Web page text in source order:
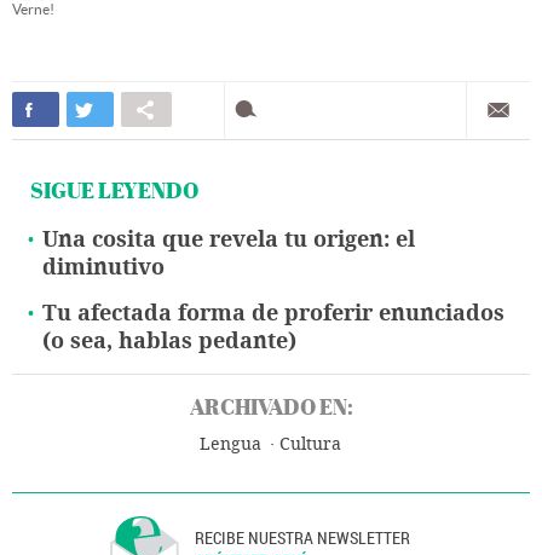
Verne!
SIGUE LEYENDO
Una cosita que revela tu origen: el
diminutivo
Tu afectada forma de proferir enunciados
(o sea, hablas pedante)
ARCHIVADO EN:
Lengua Cultura
RECIBE NUESTRA NEWSLETTER